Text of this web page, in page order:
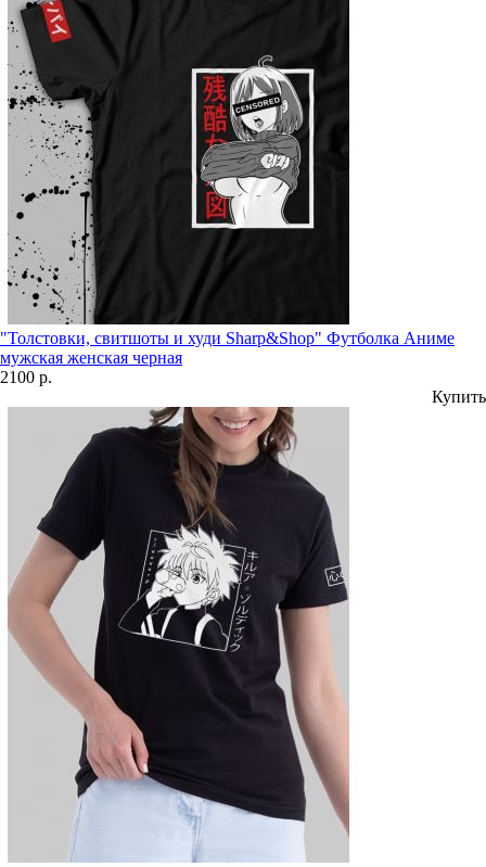
"Толстовки, свитшоты и худи Sharp&Shop" Футболка Аниме
мужская женская черная
2100 р.
Купить